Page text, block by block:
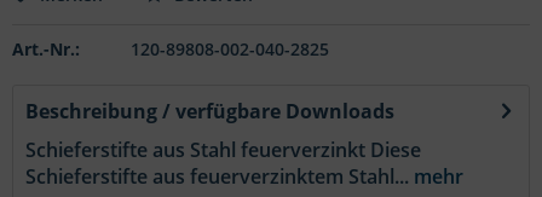
Art.-Nr.: 120-89808-002-040-2825
Beschreibung / verfügbare Downloads
Schieferstifte aus Stahl feuerverzinkt Diese
Schieferstifte aus feuerverzinktem Stahl... mehr